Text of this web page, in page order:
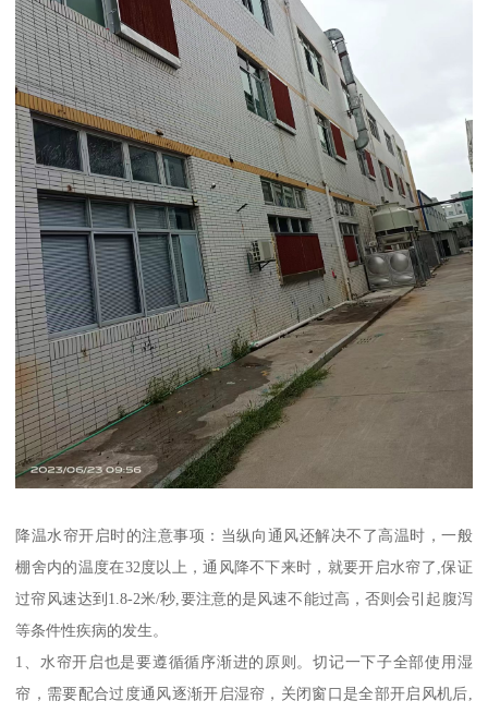
降温水帘开启时的注意事项：当纵向通风还解决不了高温时，一般
棚舍内的温度在32度以上，通风降不下来时，就要开启水帘了,保证
过帘风速达到1.8-2米/秒,要注意的是风速不能过高，否则会引起腹泻
等条件性疾病的发生。
1、水帘开启也是要遵循循序渐进的原则。切记一下子全部使用湿
帘，需要配合过度通风逐渐开启湿帘，关闭窗口是全部开启风机后,